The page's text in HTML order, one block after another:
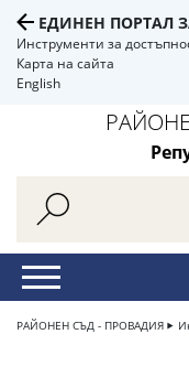
ЕДИНЕН ПОРТАЛ
Инструменти за
Карта на сайта
English
РАЙОНЕН СЪД - ПРОВАДИЯ